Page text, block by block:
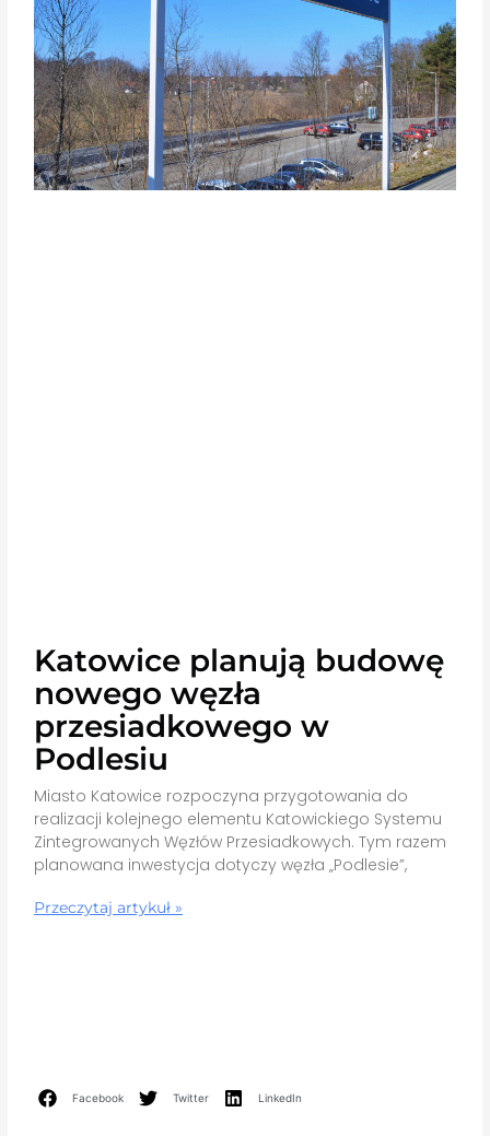
Katowice planują budowę
nowego węzła
przesiadkowego w
Podlesiu
Miasto Katowice rozpoczyna przygotowania do
realizacji kolejnego elementu Katowickiego Systemu
Zintegrowanych Węzłów Przesiadkowych. Tym razem
planowana inwestycja dotyczy węzła „Podlesie”,
Przeczytaj artykuł »
Facebook Twitter LinkedIn